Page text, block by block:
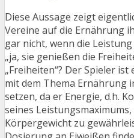
Diese Aussage zeigt
Vereine auf die Ernährung
gar nicht, wenn die
„ja, sie genießen die
„Freiheiten“? Der Spieler
mit dem Thema Ernährung
setzen, da er Energie, d.h.
seines
Körpergewicht zu